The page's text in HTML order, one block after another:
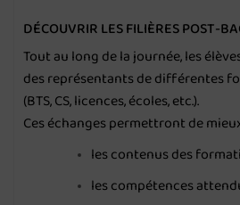
DÉCOUVRIR LES FILIÈRES POST-
Tout au long de la journée, les
des représentants de différentes
(BTS, CS, licences, écoles, etc.).
Ces échanges permettront de
les contenus des
les compétences